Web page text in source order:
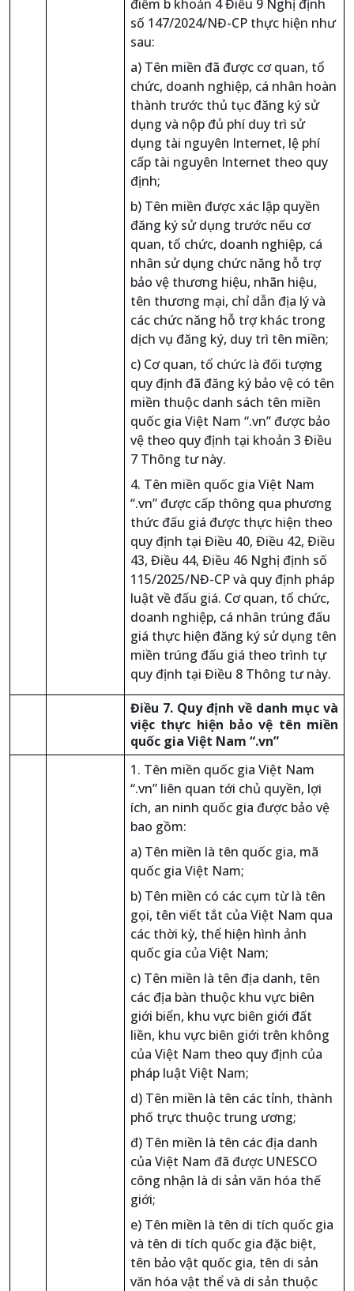
điểm b khoản 4 Điều 9 Nghị định
số 147/2024/NĐ-CP thực hiện như
sau:
a) Tên miền đã được cơ quan, tổ
chức, doanh nghiệp, cá nhân hoàn
thành trước thủ tục đăng ký sử
dụng và nộp đủ phí duy trì sử
dụng tài nguyên Internet, lệ phí
cấp tài nguyên Internet theo quy
định;
b) Tên miền được xác lập quyền
đăng ký sử dụng trước nếu cơ
quan, tổ chức, doanh nghiệp, cá
nhân sử dụng chức năng hỗ trợ
bảo vệ thương hiệu, nhãn hiệu,
tên thương mại, chỉ dẫn địa lý và
các chức năng hỗ trợ khác trong
dịch vụ đăng ký, duy trì tên miền;
c) Cơ quan, tổ chức là đối tượng
quy định đã đăng ký bảo vệ có tên
miền thuộc danh sách tên miền
quốc gia Việt Nam “.vn” được bảo
vệ theo quy định tại khoản 3 Điều
7 Thông tư này.
4. Tên miền quốc gia Việt Nam
“.vn” được cấp thông qua phương
thức đấu giá được thực hiện theo
quy định tại Điều 40, Điều 42, Điều
43, Điều 44, Điều 46 Nghị định số
115/2025/NĐ-CP và quy định pháp
luật về đấu giá. Cơ quan, tổ chức,
doanh nghiệp, cá nhân trúng đấu
giá thực hiện đăng ký sử dụng tên
miền trúng đấu giá theo trình tự
quy định tại Điều 8 Thông tư này.
Điều 7. Quy định về danh mục và
việc thực hiện bảo vệ tên miền
quốc gia Việt Nam “.vn”
1. Tên miền quốc gia Việt Nam
“.vn” liên quan tới chủ quyền, lợi
ích, an ninh quốc gia được bảo vệ
bao gồm:
a) Tên miền là tên quốc gia, mã
quốc gia Việt Nam;
b) Tên miền có các cụm từ là tên
gọi, tên viết tắt của Việt Nam qua
các thời kỳ, thể hiện hình ảnh
quốc gia của Việt Nam;
c) Tên miền là tên địa danh, tên
các địa bàn thuộc khu vực biên
giới biển, khu vực biên giới đất
liền, khu vực biên giới trên không
của Việt Nam theo quy định của
pháp luật Việt Nam;
d) Tên miền là tên các tỉnh, thành
phố trực thuộc trung ương;
đ) Tên miền là tên các địa danh
của Việt Nam đã được UNESCO
công nhận là di sản văn hóa thế
giới;
e) Tên miền là tên di tích quốc gia
và tên di tích quốc gia đặc biệt,
tên bảo vật quốc gia, tên di sản
văn hóa vật thể và di sản thuộc